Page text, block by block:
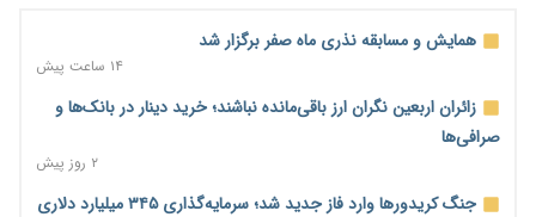
همایش و مسابقه نذری ماه صفر برگزار شد
۱۴ ساعت پیش
زائران اربعین نگران ارز باقی‌مانده نباشند؛ خرید دینار در بانک‌ها و
صرافی‌ها
۲ روز پیش
جنگ کریدورها وارد فاز جدید شد؛ سرمایه‌گذاری ۳۴۵ میلیارد دلاری